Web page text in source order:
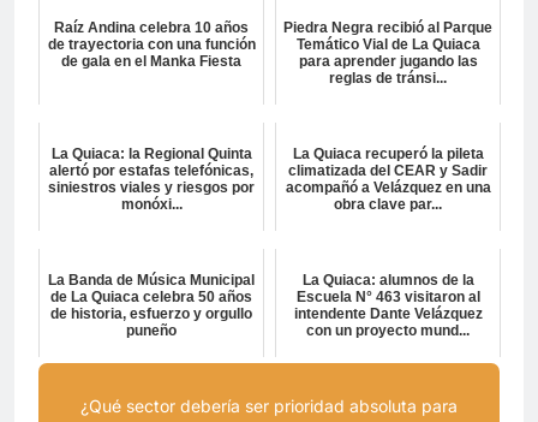
Raíz Andina celebra 10 años
de trayectoria con una función
de gala en el Manka Fiesta
Piedra Negra recibió al Parque
Temático Vial de La Quiaca
para aprender jugando las
reglas de tránsi...
La Quiaca: la Regional Quinta
alertó por estafas telefónicas,
siniestros viales y riesgos por
monóxi...
La Quiaca recuperó la pileta
climatizada del CEAR y Sadir
acompañó a Velázquez en una
obra clave par...
La Banda de Música Municipal
de La Quiaca celebra 50 años
de historia, esfuerzo y orgullo
puneño
La Quiaca: alumnos de la
Escuela N° 463 visitaron al
intendente Dante Velázquez
con un proyecto mund...
¿Qué sector debería ser prioridad absoluta para